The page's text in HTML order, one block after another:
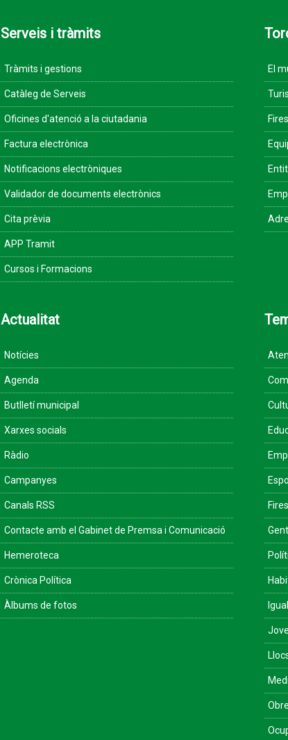
Serveis i tràmits
Tràmits i gestions
Catàleg de Serveis
Oficines d'atenció a la ciutadania
Factura electrònica
Notificacions electròniques
Validador de documents electrònics
Cita prèvia
APP Tramit
Cursos i Formacions
El
Actualitat
Notícies
Agenda
Butlletí municipal
Xarxes socials
Ràdio
Campanyes
Canals RSS
Contacte amb el Gabinet de Premsa i Comunicació
Hemeroteca
Crònica Política
Àlbums de fotos